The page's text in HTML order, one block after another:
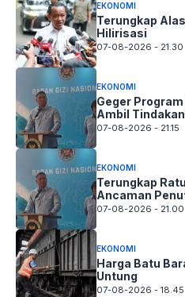
EKONOMI
Terungkap
Hilirisasi
07-08-2026 - 21.30
EKONOMI
Geger
Ambil
07-08-2026 - 21.15
EKONOMI
Terungkap
Ancaman
07-08-2026 - 21.00
EKONOMI
Harga Batu
Untung
07-08-2026 - 18.45